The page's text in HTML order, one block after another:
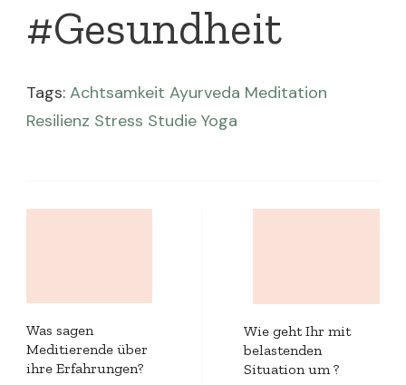
#Gesundheit
Tags: Achtsamkeit Ayurveda Meditation
Resilienz Stress Studie Yoga
Was sagen
Meditierende über
ihre Erfahrungen?
Wie geht Ihr mit
belastenden
Situation um ?